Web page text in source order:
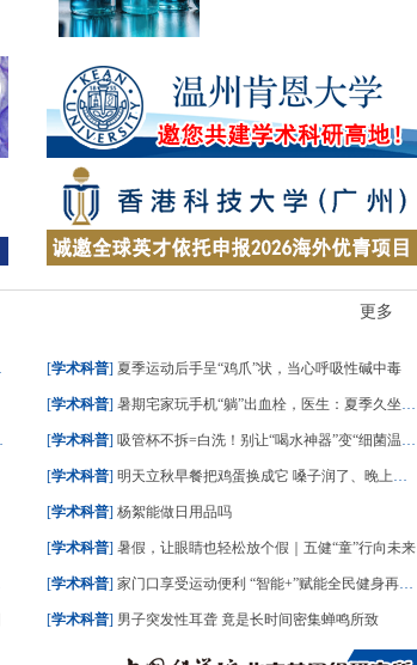
更多
[学术科普] 夏季运动后手呈“鸡爪”状，当心呼吸性碱中毒
[学术科普] 暑期宅家玩手机“躺”出血栓，医生：夏季久坐风险高
[学术科普] 吸管杯不拆=白洗！别让“喝水神器”变“细菌温床”
[学术科普] 明天立秋早餐把鸡蛋换成它 嗓子润了、晚上睡踏实了
[学术科普] 杨絮能做日用品吗
[学术科普] 暑假，让眼睛也轻松放个假｜五健“童”行向未来
[学术科普] 家门口享受运动便利 “智能+”赋能全民健身再升级
[学术科普] 男子突发性耳聋 竟是长时间密集蝉鸣所致